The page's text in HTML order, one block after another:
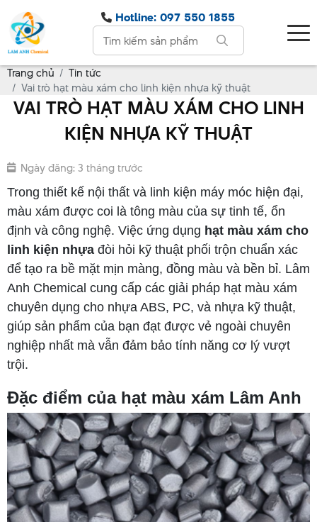
Hotline: 097 550 1855
Trang chủ
Tin tức
Vai trò hạt màu xám cho linh kiện nhựa kỹ thuật
VAI TRÒ HẠT MÀU XÁM CHO LINH
KIỆN NHỰA KỸ THUẬT
Ngày đăng: 3 tháng trước
Trong thiết kế nội thất và linh kiện máy móc hiện đại,
màu xám được coi là tông màu của sự tinh tế, ổn
định và công nghệ. Việc ứng dụng hạt màu xám cho
linh kiện nhựa đòi hỏi kỹ thuật phối trộn chuẩn xác
để tạo ra bề mặt mịn màng, đồng màu và bền bỉ. Lâm
Anh Chemical cung cấp các giải pháp hạt màu xám
chuyên dụng cho nhựa ABS, PC, và nhựa kỹ thuật,
giúp sản phẩm của bạn đạt được vẻ ngoài chuyên
nghiệp nhất mà vẫn đảm bảo tính năng cơ lý vượt
trội.
Đặc điểm của hạt màu xám Lâm Anh